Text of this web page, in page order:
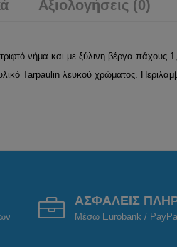
Αξιολογήσεις (0)
νήμα και με ξύλινη βέργα
Tarpaulin λευκού χρώματος.
ΑΣΦΑΛΕΙΣ
Μέσω Eurobank / PayPal